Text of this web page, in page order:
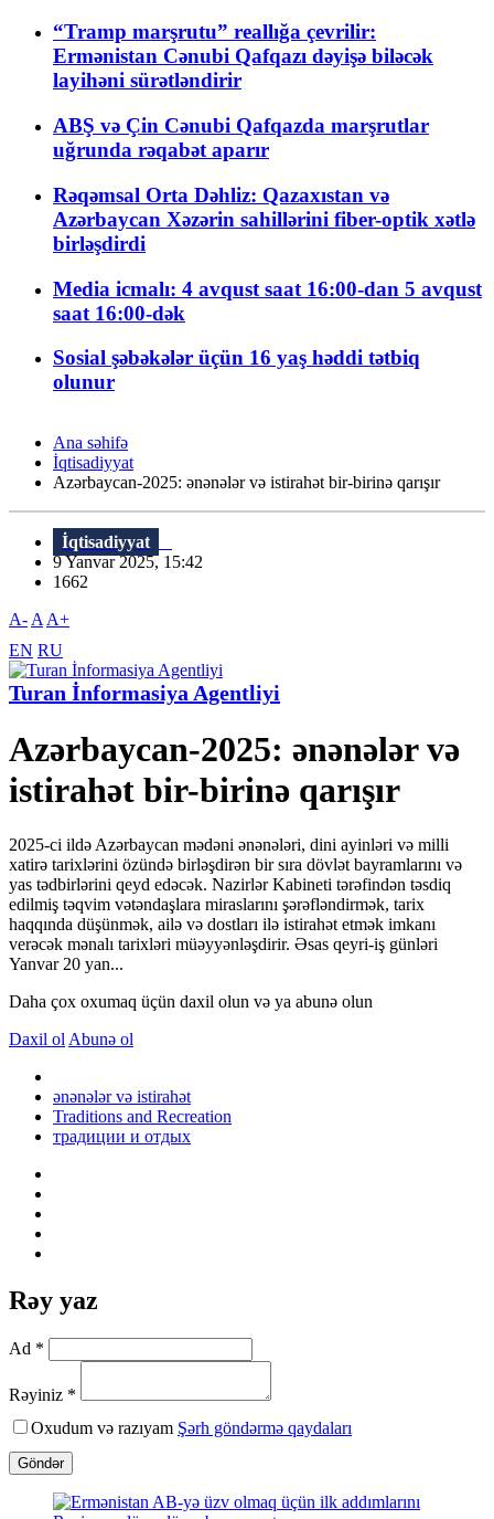
“Tramp marşrutu” reallığa çevrilir:
Ermənistan Cənubi Qafqazı dəyişə biləcək
layihəni sürətləndirir
ABŞ və Çin Cənubi Qafqazda marşrutlar
uğrunda rəqabət aparır
Rəqəmsal Orta Dəhliz: Qazaxıstan və
Azərbaycan Xəzərin sahillərini fiber-optik xətlə
birləşdirdi
Media icmalı: 4 avqust saat 16:00-dan 5 avqust
saat 16:00-dək
Sosial şəbəkələr üçün 16 yaş həddi tətbiq
olunur
Ana səhifə
İqtisadiyyat
Azərbaycan-2025: ənənələr və istirahət bir-birinə qarışır
İqtisadiyyat
9 Yanvar 2025, 15:42
1662
A- A A+
EN RU
Turan İnformasiya Agentliyi
Azərbaycan-2025: ənənələr və
istirahət bir-birinə qarışır
2025-ci ildə Azərbaycan mədəni ənənələri, dini ayinləri və milli
xatirə tarixlərini özündə birləşdirən bir sıra dövlət bayramlarını və
yas tədbirlərini qeyd edəcək. Nazirlər Kabineti tərəfindən təsdiq
edilmiş təqvim vətəndaşlara miraslarını şərəfləndirmək, tarix
haqqında düşünmək, ailə və dostları ilə istirahət etmək imkanı
verəcək mənalı tarixləri müəyyənləşdirir. Əsas qeyri-iş günləri
Yanvar 20 yan...
Daha çox oxumaq üçün daxil olun və ya abunə olun
Daxil ol Abunə ol
ənənələr və istirahət
Traditions and Recreation
традиции и отдых
Rəy yaz
Ad *
Rəyiniz *
Oxudum və razıyam Şərh göndərmə qaydaları
Göndər